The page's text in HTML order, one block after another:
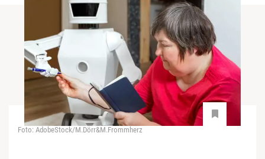
Foto: AdobeStock/M.Dörr&M.Frommherz